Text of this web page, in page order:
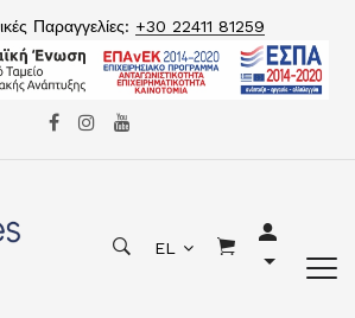
Παραγγελίες: +30 22411 81259
EL